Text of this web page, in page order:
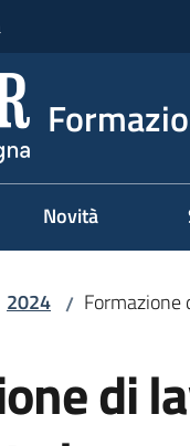
Novità
2024 / Formazione
di